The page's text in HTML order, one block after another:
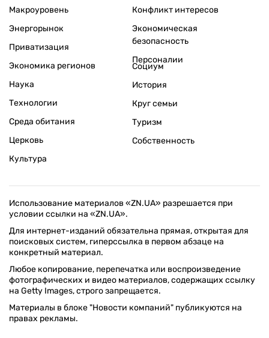
Макроуровень
Энергорынок
Приватизация
Экономика регионов
Конфликт интересов
Экономическая
безопасность
Персоналии
Наука
Технологии
Среда обитания
Церковь
Культура
Социум
История
Круг семьи
Туризм
Собственность
Использование материалов «ZN.UA» разрешается при
условии ссылки на «ZN.UA».
Для интернет-изданий обязательна прямая, открытая для
поисковых систем, гиперссылка в первом абзаце на
конкретный материал.
Любое копирование, перепечатка или воспроизведение
фотографических и видео материалов, содержащих ссылку
на Getty Images, строго запрещается.
Материалы в блоке "Новости компаний" публикуются на
правах рекламы.